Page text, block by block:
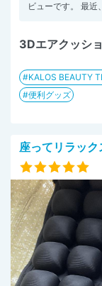
ビューです。 最近
3Dエアクッシ
KALOS BEAUTY
便利グッズ
座ってリラッ